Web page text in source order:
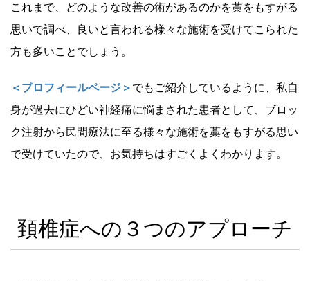
これまで、どのような改善の術があるのかを藁をもすがる
思いで調べ、良いと言われる様々な施術を受けてこられた
方も多いことでしょう。
＜プロフィールページ＞ でもご紹介しているように、私自
身が過去にひどい神経痛に悩まされた患者として、ブロッ
ク注射から民間療法に至る様々な施術を藁をもすがる思い
で受けていたので、お気持ちはすごくよくわかります。
頚椎症への３つのアプローチ